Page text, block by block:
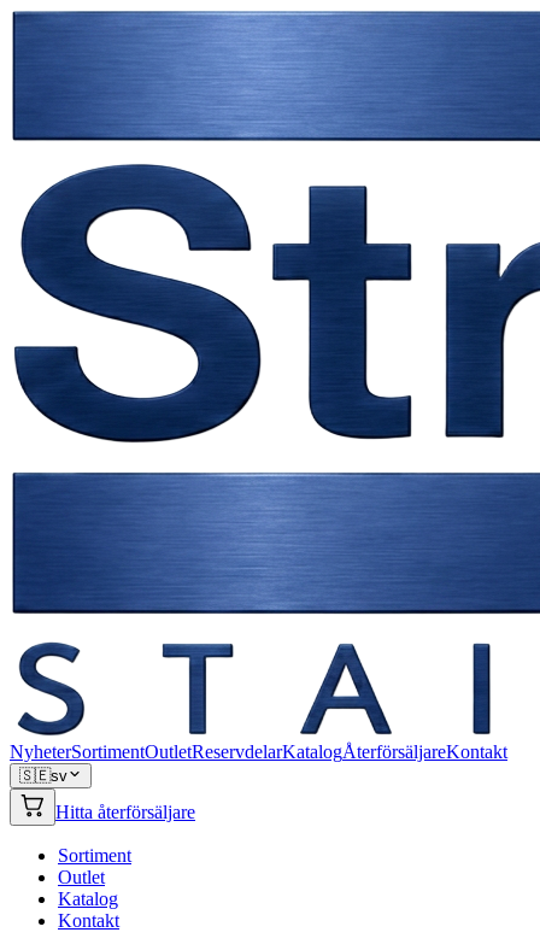
NyheterSortimentOutletReservdelarKatalogÅterförsäljareKontakt
🇸🇪sv
Hitta återförsäljare
Sortiment
Outlet
Katalog
Kontakt